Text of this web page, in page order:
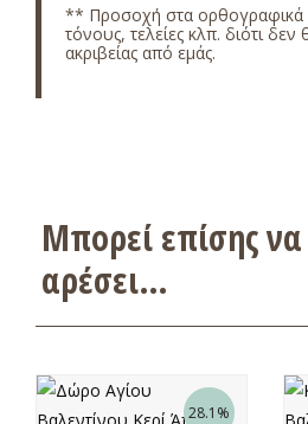
** Προσοχή στα ορθογραφικά
τόνους, τελείες κλπ. διότι δεν
ακριβείας από εμάς.
Μπορεί επίσης
αρέσει…
28.1%